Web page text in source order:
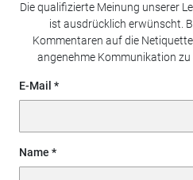
Die qualifizierte Meinung unserer
ist ausdrücklich erwünscht.
Kommentaren auf die
angenehme Kommunikation zu
E-Mail
Name